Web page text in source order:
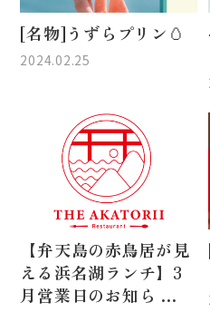
[名物]うずらプリン🥚
2024.02.25
【弁天島の赤鳥居が見
える浜名湖ランチ】3
月営業日のお知ら ...